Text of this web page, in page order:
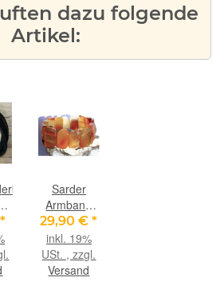
dazu folgende
Artikel:
*
Sarder
Armband
Scheiben -
ca. 20 cm -
Sonderqualität
-
29,90 €*
inkl. 19%
USt. , zzgl.
Versand